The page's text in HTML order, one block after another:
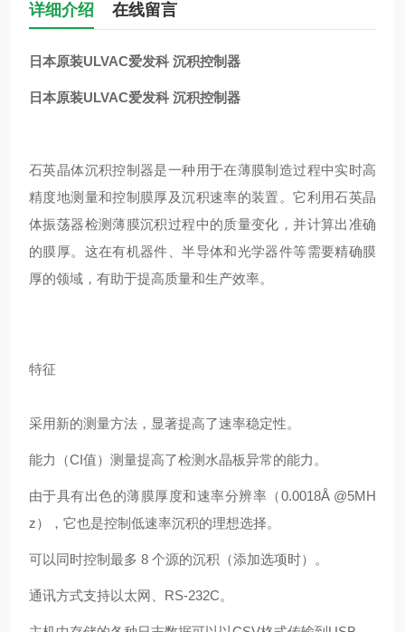
详细介绍 在线留言
日本原装ULVAC爱发科 沉积控制器
日本原装ULVAC爱发科 沉积控制器
石英晶体沉积控制器是一种用于在薄膜制造过程中实时高
精度地测量和控制膜厚及沉积速率的装置。它利用石英晶
体振荡器检测薄膜沉积过程中的质量变化，并计算出准确
的膜厚。这在有机器件、半导体和光学器件等需要精确膜
厚的领域，有助于提高质量和生产效率。
特征
采用新的测量方法，显著提高了速率稳定性。
能力（CI值）测量提高了检测水晶板异常的能力。
由于具有出色的薄膜厚度和速率分辨率（0.0018Å @5MH
z），它也是控制低速率沉积的理想选择。
可以同时控制最多 8 个源的沉积（添加选项时）。
通讯方式支持以太网、RS-232C。